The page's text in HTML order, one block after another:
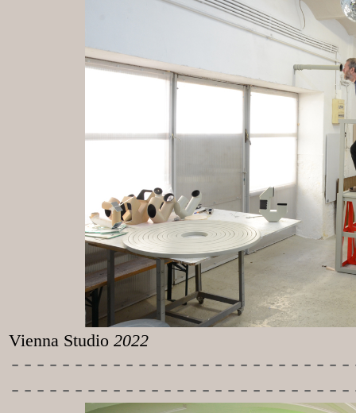
Vienna Studio 2022
-----------